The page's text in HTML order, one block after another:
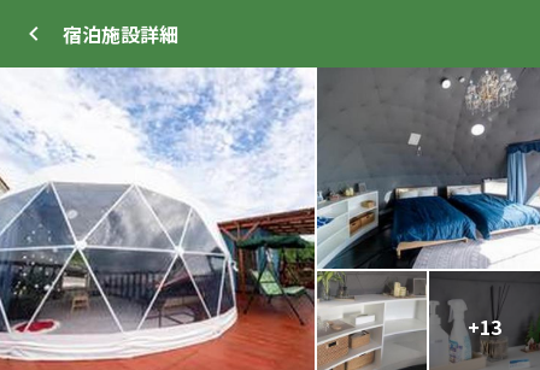
宿泊施設詳細
+13
+17